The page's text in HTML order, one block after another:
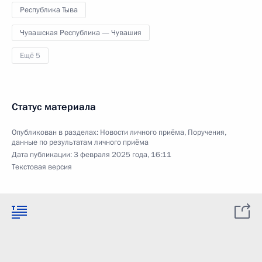
Республика Тыва
Чувашская Республика — Чувашия
Ещё 5
Статус материала
Опубликован в разделах: Новости личного приёма, Поручения,
данные по результатам личного приёма
Дата публикации:3 февраля 2025 года, 16:11
Текстовая версия